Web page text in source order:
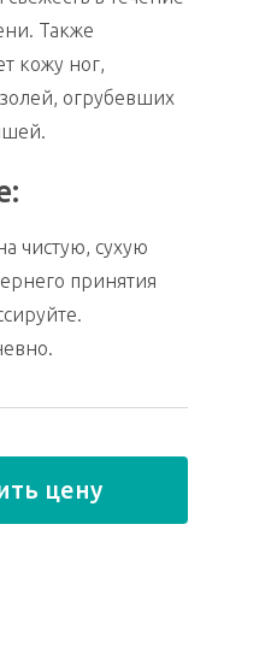
Также
кожу ног,
огрубевших
чистую, сухую
принятия
цену